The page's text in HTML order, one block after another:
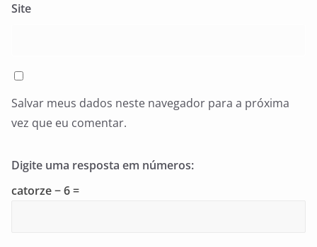
Site
Salvar meus dados neste navegador para a próxima
vez que eu comentar.
Digite uma resposta em números:
catorze − 6 =